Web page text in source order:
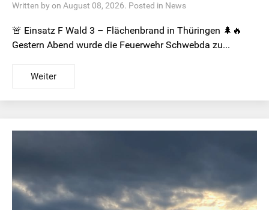
Written by on August 08, 2026. Posted in News
🚨 Einsatz F Wald 3 – Flächenbrand in Thüringen 🌲🔥
Gestern Abend wurde die Feuerwehr Schwebda zu...
Weiter